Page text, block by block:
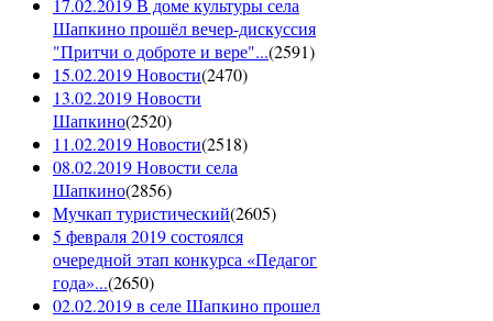
17.02.2019 В доме культуры села
Шапкино прошёл вечер-дискуссия
"Притчи о доброте и вере"...(2591)
15.02.2019 Новости(2470)
13.02.2019 Новости
Шапкино(2520)
11.02.2019 Новости(2518)
08.02.2019 Новости села
Шапкино(2856)
Мучкап туристический(2605)
5 февраля 2019 состоялся
очередной этап конкурса «Педагог
года»...(2650)
02.02.2019 в селе Шапкино прошел